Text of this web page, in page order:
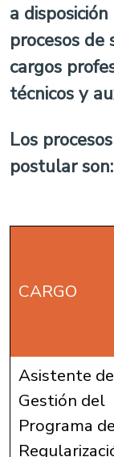
a
procesos de
cargos
técnicos y
Los
postular son:
CARGO
Asistente de
Gestión del
Programa de